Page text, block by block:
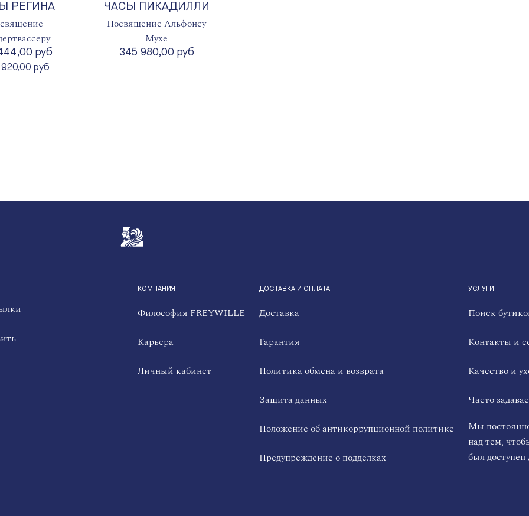
РЕГИНА
руб
руб
ЧАСЫ ПИКАДИЛЛИ
Посвящение Альфонсу
Мухе
345 980,00 руб
QUICKLINKS
КОМПАНИЯ
Философия FREYWILLE
Карьера
Личный кабинет
ДОСТАВКА И ОПЛАТА
Доставка
Гарантия
Политика обмена и возврата
Защита данных
Положение об антикоррупционной политике
Предупреждение о подделках
УСЛУГИ
Поиск
Контакты и
Качество и
Часто
Мы
над тем,
был доступен